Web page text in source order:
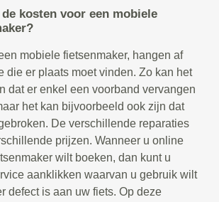
kosten voor een mobiele
mobiele fietsenmaker, hangen af
die er plaats moet vinden. Zo kan het
dat er enkel een voorband vervangen
het kan bijvoorbeeld ook zijn dat
De verschillende reparaties
prijzen. Wanneer u online
wilt boeken, dan kunt u
aanklikken waarvan u gebruik wilt
defect is aan uw fiets. Op deze